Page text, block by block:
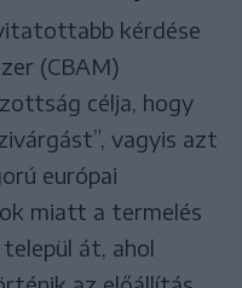
kérdése
(CBAM)
célja, hogy
vagyis azt
európai
miatt a termelés
át, ahol